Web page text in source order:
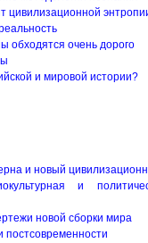
цивилизационной
обходятся очень дорого
и мировой истории?
и новый
и
новой сборки мира
постсовременности